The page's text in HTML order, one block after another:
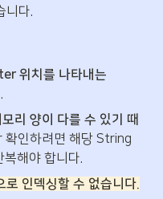
니다.
리 양이 다를 수 있기 때
확인하려면 해당 String
해야 합니다.
인덱싱할 수 없습니다.